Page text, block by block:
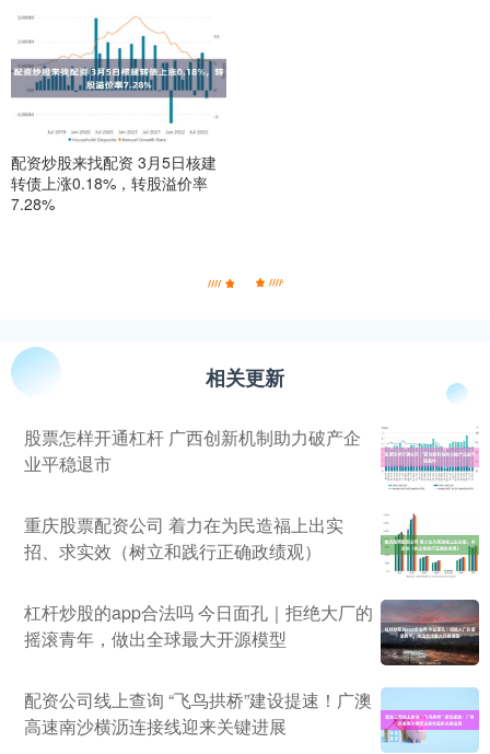
配资炒股来找配资 3月5日核建
转债上涨0.18%，转股溢价率
7.28%
相关更新
股票怎样开通杠杆 广西创新机制助力破产企
业平稳退市
重庆股票配资公司 着力在为民造福上出实
招、求实效（树立和践行正确政绩观）
杠杆炒股的app合法吗 今日面孔｜拒绝大厂的
摇滚青年，做出全球最大开源模型
配资公司线上查询 “飞鸟拱桥”建设提速！广澳
高速南沙横沥连接线迎来关键进展